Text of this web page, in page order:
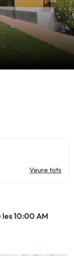
Veure tots
les 10:00 AM